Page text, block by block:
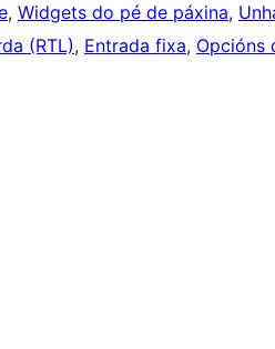
, Widgets do pé de páxina,
(RTL), Entrada fixa, Opcións